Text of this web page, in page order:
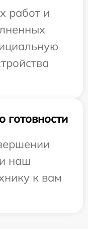
работ и
наш
к вам